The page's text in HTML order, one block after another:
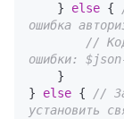
    }
else {
ошибка
//
ошибки:
} else {
//
установить